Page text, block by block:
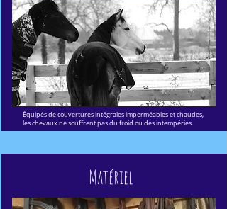
Équipés de couvertures intégrales imperméables et chaudes,
les chevaux ne souffrent pas du froid ou des intempéries.
Matériel